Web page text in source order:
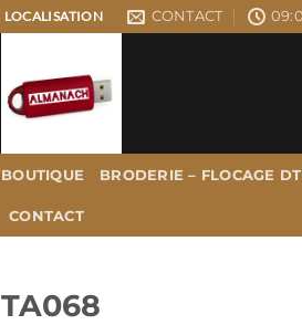
LOCALISATION CONTACT
BOUTIQUE BRODERIE – FLOCAGE
CONTACT
TA068